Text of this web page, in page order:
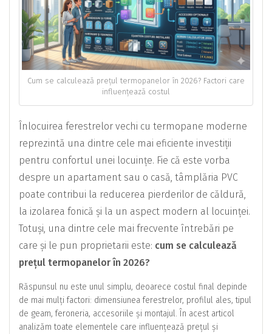
Cum se calculează prețul termopanelor în 2026? Factori care
influențează costul
Înlocuirea ferestrelor vechi cu termopane moderne
reprezintă una dintre cele mai eficiente investiții
pentru confortul unei locuințe. Fie că este vorba
despre un apartament sau o casă, tâmplăria PVC
poate contribui la reducerea pierderilor de căldură,
la izolarea fonică și la un aspect modern al locuinței.
Totuși, una dintre cele mai frecvente întrebări pe
care și le pun proprietarii este: cum se calculează
prețul termopanelor în 2026?
Răspunsul nu este unul simplu, deoarece costul final depinde
de mai mulți factori: dimensiunea ferestrelor, profilul ales, tipul
de geam, feroneria, accesoriile și montajul. În acest articol
analizăm toate elementele care influențează prețul și